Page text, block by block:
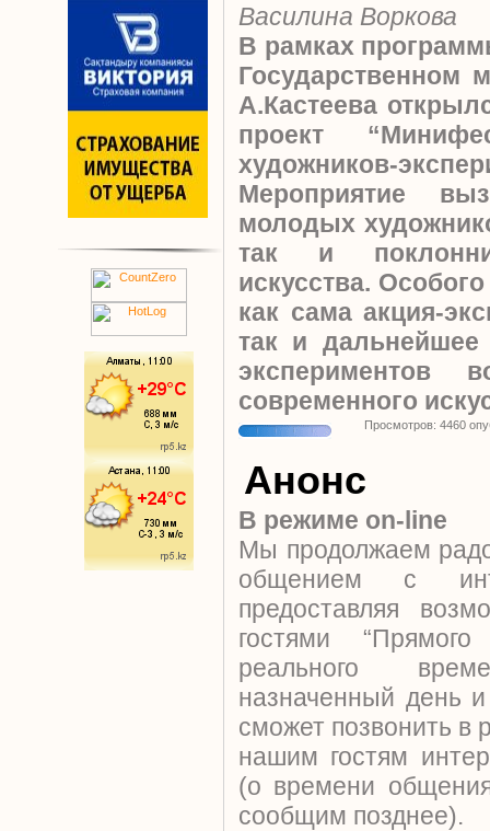
Василина Воркова
В рамках
Государственном
А.Кастеева
проект
художников-
Мероприятие
молодых
так и
искусства.
как сама акция-
так и
экспериментов
современного
Просмотров: 4460
Анонс
В режиме on-line
Мы продолжаем
общением с
предоставляя
гостями
реального
назначенный день
сможет позвонить в
нашим гостям
(о времени
сообщим позднее).